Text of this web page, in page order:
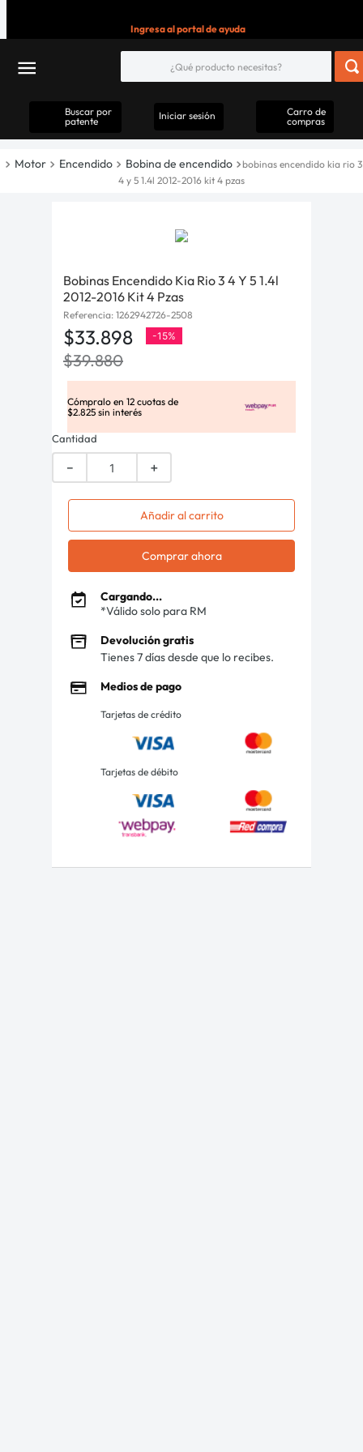
Ingresa al portal de ayuda
Buscar por
patente
Iniciar sesión
Carro de
compras
Motor Encendido Bobina de encendido
bobinas encendido kia rio 3
4 y 5 1.4l 2012-2016 kit 4 pzas
Bobinas Encendido Kia Rio 3 4 Y 5 1.4l
2012-2016 Kit 4 Pzas
Referencia: 1262942726-2508
$33.898 -15%
$39.880
Cómpralo en 12 cuotas de
$2.825 sin interés
Cantidad
＋
－
Añadir al carrito
Comprar ahora
Cargando...
*Válido solo para RM
Devolución gratis
Tienes 7 días desde que lo recibes.
Medios de pago
Tarjetas de crédito
Tarjetas de débito